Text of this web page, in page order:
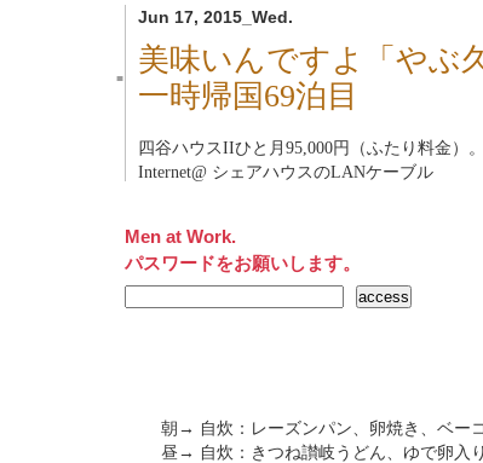
Jun 17, 2015_Wed.
■
美味いんですよ「やぶ
一時帰国69泊目
四谷ハウスIIひと月95,000円（ふたり料金）
Internet@ シェアハウスのLANケーブル
Men at Work.
パスワードをお願いします。
朝→ 自炊：レーズンパン、卵焼き、ベー
昼→ 自炊：きつね讃岐うどん、ゆで卵入り